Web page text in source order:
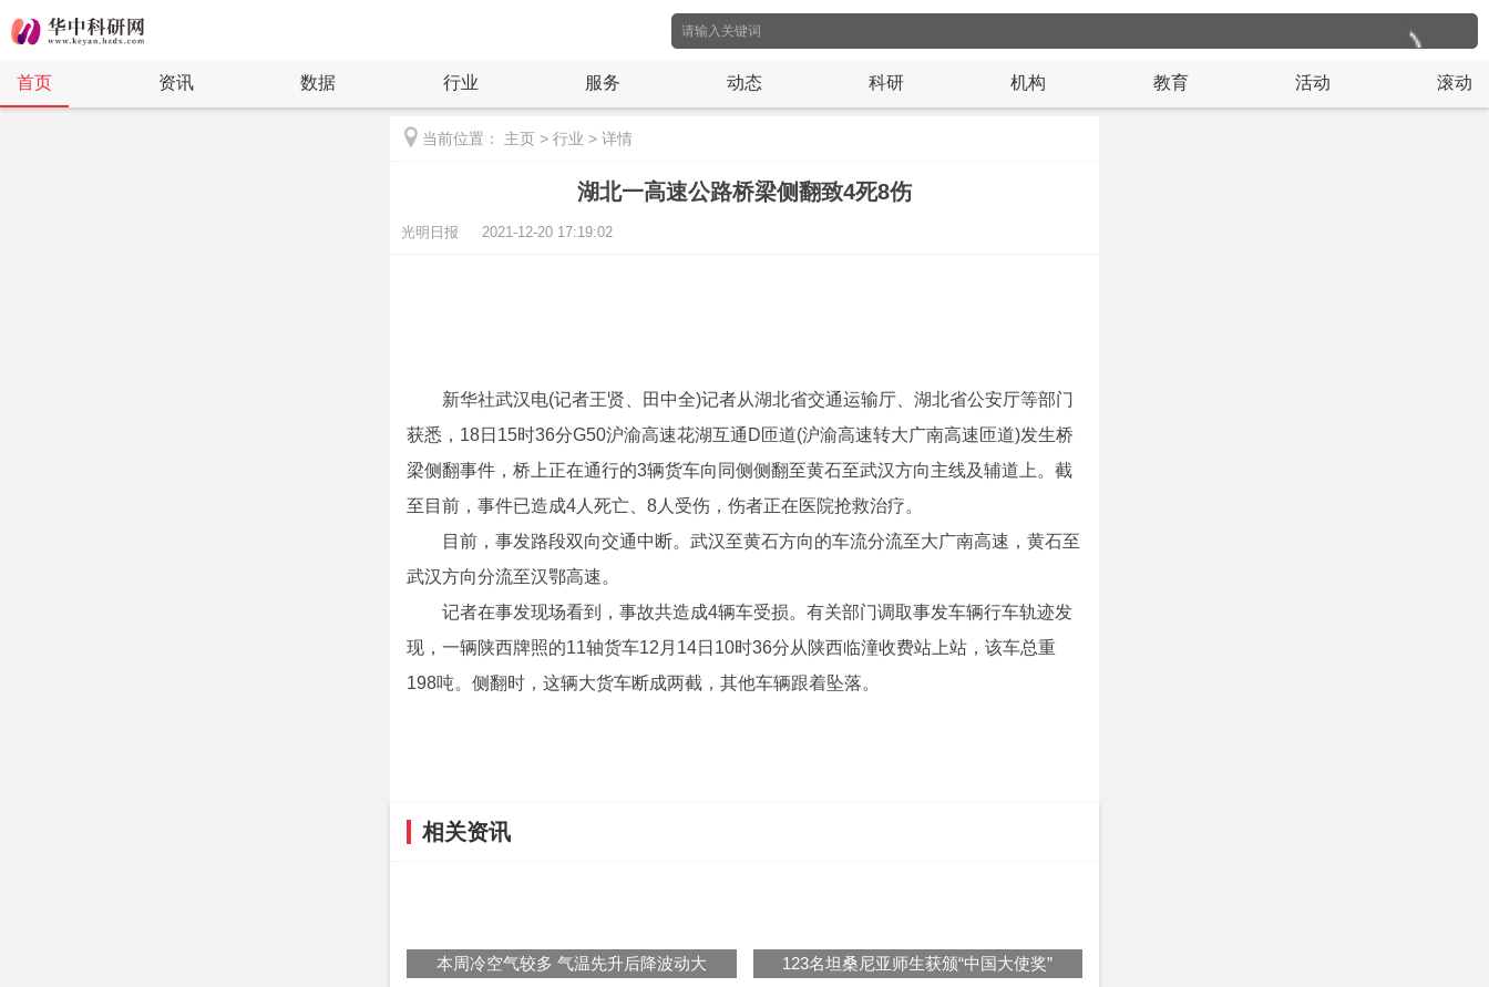
首页 资讯 数据 行业 服务 动态 科研 机构 教育 活动 滚动
当前位置： 主页 > 行业 > 详情
湖北一高速公路桥梁侧翻致4死8伤
光明日报 2021-12-20 17:19:02
新华社武汉电(记者王贤、田中全)记者从湖北省交通运输厅、湖北省公安厅等部门
获悉，18日15时36分G50沪渝高速花湖互通D匝道(沪渝高速转大广南高速匝道)发生桥
梁侧翻事件，桥上正在通行的3辆货车向同侧侧翻至黄石至武汉方向主线及辅道上。截
至目前，事件已造成4人死亡、8人受伤，伤者正在医院抢救治疗。
目前，事发路段双向交通中断。武汉至黄石方向的车流分流至大广南高速，黄石至
武汉方向分流至汉鄂高速。
记者在事发现场看到，事故共造成4辆车受损。有关部门调取事发车辆行车轨迹发
现，一辆陕西牌照的11轴货车12月14日10时36分从陕西临潼收费站上站，该车总重
198吨。侧翻时，这辆大货车断成两截，其他车辆跟着坠落。
相关资讯
本周冷空气较多 气温先升后降波动大 123名坦桑尼亚师生获颁“中国大使奖”